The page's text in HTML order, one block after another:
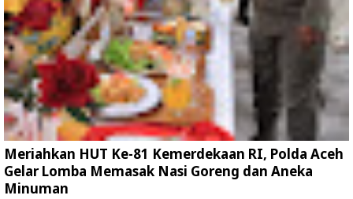
Meriahkan HUT Ke-81 Kemerdekaan RI, Polda Aceh
Gelar Lomba Memasak Nasi Goreng dan Aneka
Minuman